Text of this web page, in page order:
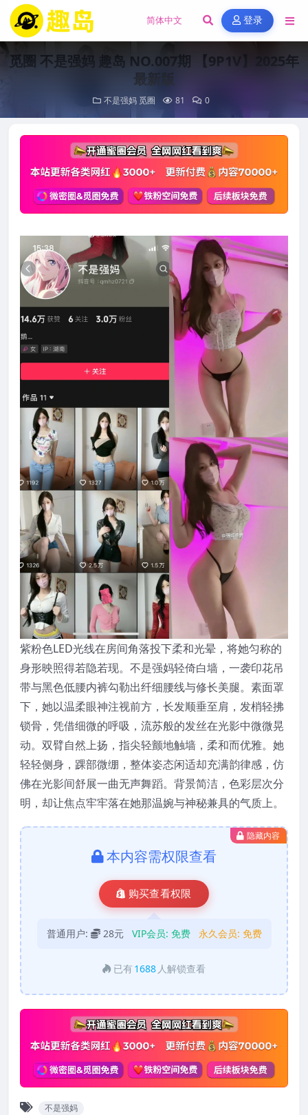
登录
觅圈 不是强妈 趣岛 NO.007期 【9P1V】2025年
最新版
不是强妈 觅圈 81 0
紫粉色LED光线在房间角落投下柔和光晕，将她匀称的
身形映照得若隐若现。不是强妈轻倚白墙，一袭印花吊
带与黑色低腰内裤勾勒出纤细腰线与修长美腿。素面罩
下，她以温柔眼神注视前方，长发顺垂至肩，发梢轻拂
锁骨，凭借细微的呼吸，流苏般的发丝在光影中微微晃
动。双臂自然上扬，指尖轻颤地触墙，柔和而优雅。她
轻轻侧身，踝部微绷，整体姿态闲适却充满韵律感，仿
佛在光影间舒展一曲无声舞蹈。背景简洁，色彩层次分
明，却让焦点牢牢落在她那温婉与神秘兼具的气质上。
隐藏内容
本内容需权限查看
购买查看权限
普通用户: 28元 VIP会员: 免费 永久会员: 免费
已有 1688 人解锁查看
不是强妈